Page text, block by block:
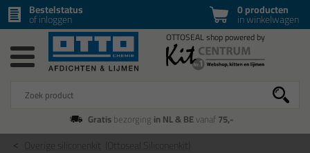
0 producten
in winkelwagen
Bestelstatus
of inloggen
Gratisbezorging in NL & BEvanaf75,-